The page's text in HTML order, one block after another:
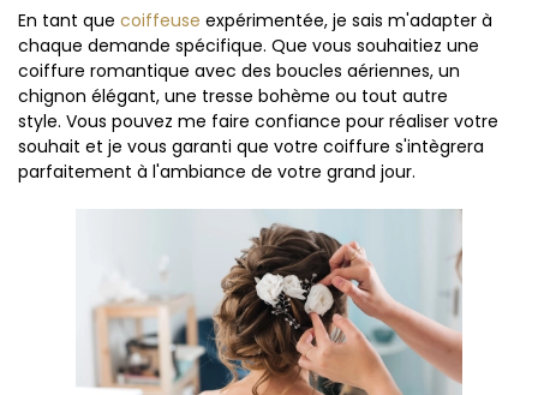
En tant que coiffeuse expérimentée, je sais m'adapter à
chaque demande spécifique. Que vous souhaitiez une
coiffure romantique avec des boucles aériennes, un
chignon élégant, une tresse bohème ou tout autre
style. Vous pouvez me faire confiance pour réaliser votre
souhait et je vous garanti que votre coiffure s'intègrera
parfaitement à l'ambiance de votre grand jour.